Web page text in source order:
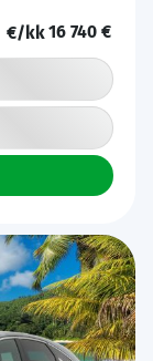
€/kk16 740 €